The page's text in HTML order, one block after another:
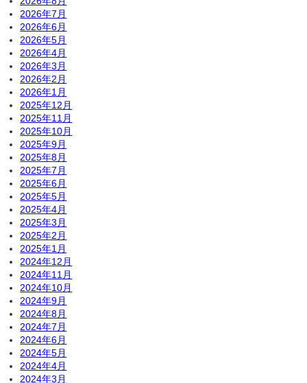
2026年7月
2026年6月
2026年5月
2026年4月
2026年3月
2026年2月
2026年1月
2025年12月
2025年11月
2025年10月
2025年9月
2025年8月
2025年7月
2025年6月
2025年5月
2025年4月
2025年3月
2025年2月
2025年1月
2024年12月
2024年11月
2024年10月
2024年9月
2024年8月
2024年7月
2024年6月
2024年5月
2024年4月
2024年3月